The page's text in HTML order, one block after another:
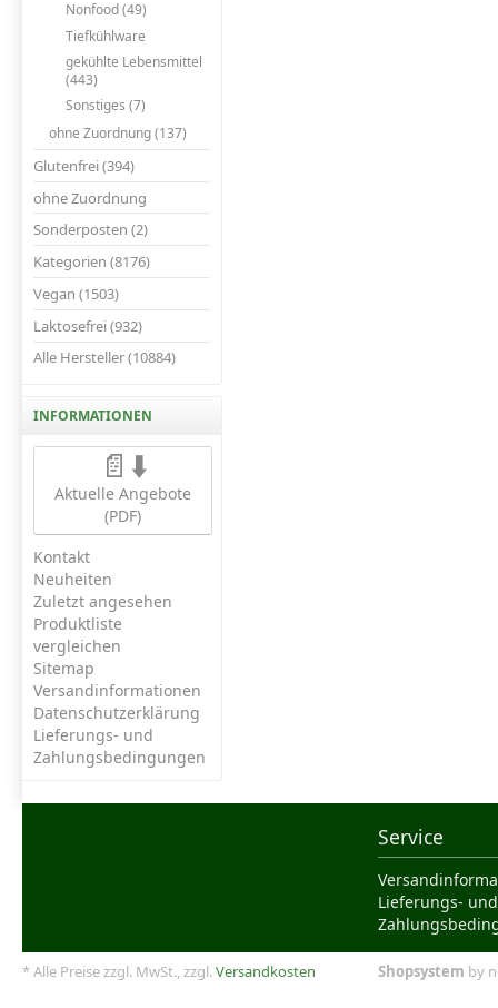
Nonfood (49)
Tiefkühlware
gekühlte Lebensmittel
(443)
Sonstiges (7)
ohne Zuordnung (137)
Glutenfrei (394)
ohne Zuordnung
Sonderposten (2)
Kategorien (8176)
Vegan (1503)
Laktosefrei (932)
Alle Hersteller (10884)
INFORMATIONEN
📄⬇️
Aktuelle Angebote
(PDF)
Kontakt
Neuheiten
Zuletzt angesehen
Produktliste
vergleichen
Sitemap
Versandinformationen
Datenschutzerklärung
Lieferungs- und
Zahlungsbedingungen
Service
Lieferungs- und
* Alle Preise zzgl. MwSt., zzgl.Versandkosten Shopsystem by